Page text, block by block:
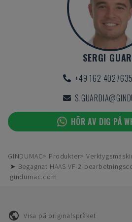
SERGI
+49 162 4027635
HÖR AV DIG PÅ
GINDUMAC Produkter
➤ Begagnat HAAS VF-2-
gindumac.com
Visa på originalspråket